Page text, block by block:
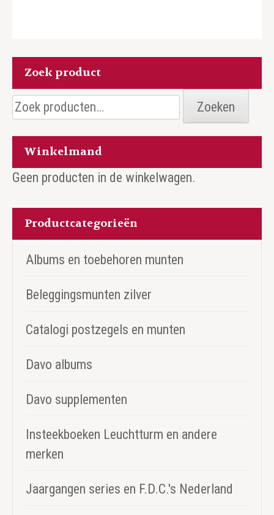
Zoek product
Zoeken
naar:
Zoeken
Winkelmand
Geen producten in de winkelwagen.
Productcategorieën
Albums en toebehoren munten
Beleggingsmunten zilver
Catalogi postzegels en munten
Davo albums
Davo supplementen
Insteekboeken Leuchtturm en andere
merken
Jaargangen series en F.D.C.'s Nederland